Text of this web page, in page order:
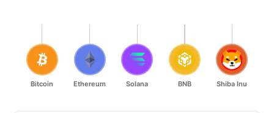
Bitcoin Ethereum Solana BNB Shiba Inu